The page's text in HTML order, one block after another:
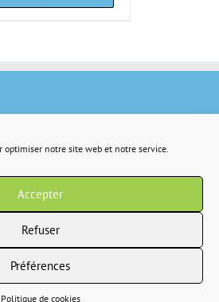
optimiser notre site web et notre service.
Accepter
Refuser
Préférences
Politique de cookies
résservés |CGV|